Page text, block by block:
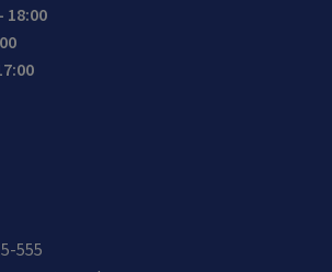
18:00
555